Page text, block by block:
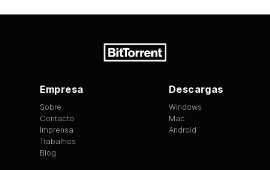
Empresa
Sobre
Contacto
Imprensa
Trabalhos
Blog
Descargas
Windows
Mac
Android